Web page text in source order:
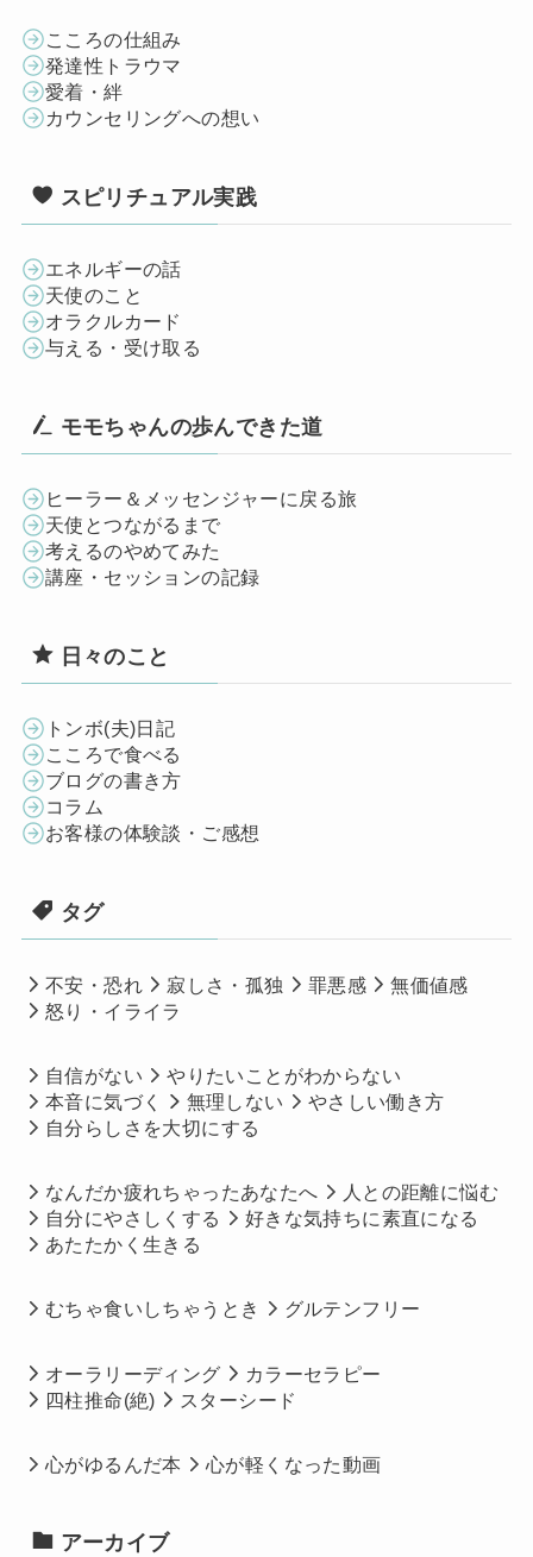
こころの仕組み
発達性トラウマ
愛着・絆
カウンセリングへの想い
スピリチュアル実践
エネルギーの話
天使のこと
オラクルカード
与える・受け取る
モモちゃんの歩んできた道
ヒーラー＆メッセンジャーに戻る旅
天使とつながるまで
考えるのやめてみた
講座・セッションの記録
日々のこと
トンボ(夫)日記
こころで食べる
ブログの書き方
コラム
お客様の体験談・ご感想
タグ
不安・恐れ 寂しさ・孤独 罪悪感
無価値感
怒り・イライラ
自信がない
やりたいことがわからない
本音に気づく
無理しない
やさしい働き方
自分らしさを大切にする
なんだか疲れちゃったあなたへ
人との距離に悩む
自分にやさしくする
好きな気持ちに素直になる
あたたかく生きる
むちゃ食いしちゃうとき グルテンフリー
オーラリーディング
カラーセラピー
四柱推命(絶)
スターシード
心がゆるんだ本 心が軽くなった動画
アーカイブ